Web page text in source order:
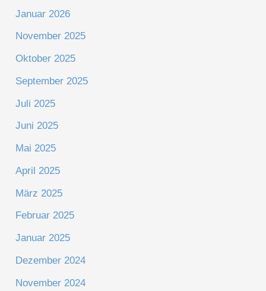
Januar 2026
November 2025
Oktober 2025
September 2025
Juli 2025
Juni 2025
Mai 2025
April 2025
März 2025
Februar 2025
Januar 2025
Dezember 2024
November 2024